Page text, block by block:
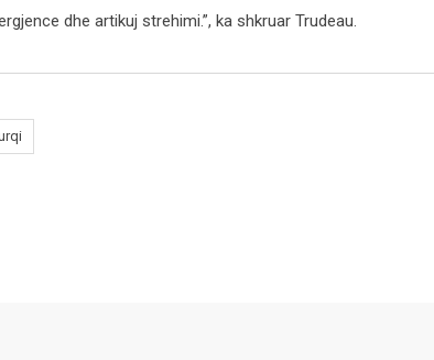
dhe artikuj strehimi.”, ka shkruar Trudeau.